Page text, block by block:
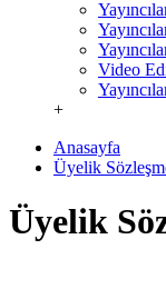
Video
+
Anasayfa
Üyelik
Üyelik